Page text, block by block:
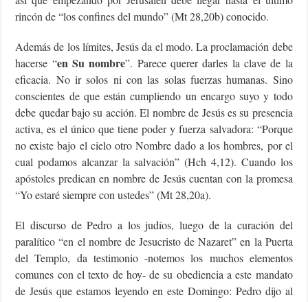
rincón de “los confines del mundo” (Mt 28,20b) conocido.
Además de los límites, Jesús da el modo. La proclamación debe
hacerse “en Su nombre”. Parece querer darles la clave de la
eficacia. No ir solos ni con las solas fuerzas humanas. Sino
conscientes de que están cumpliendo un encargo suyo y todo
debe quedar bajo su acción. El nombre de Jesús es su presencia
activa, es el único que tiene poder y fuerza salvadora: “Porque
no existe bajo el cielo otro Nombre dado a los hombres, por el
cual podamos alcanzar la salvación” (Hch 4,12). Cuando los
apóstoles predican en nombre de Jesús cuentan con la promesa
“Yo estaré siempre con ustedes” (Mt 28,20a).
El discurso de Pedro a los judíos, luego de la curación del
paralítico “en el nombre de Jesucristo de Nazaret” en la Puerta
del Templo, da testimonio -notemos los muchos elementos
comunes con el texto de hoy- de su obediencia a este mandato
de Jesús que estamos leyendo en este Domingo: Pedro dijo al